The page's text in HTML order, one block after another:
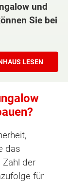
und
Sie bei
LESEN
das
der
für